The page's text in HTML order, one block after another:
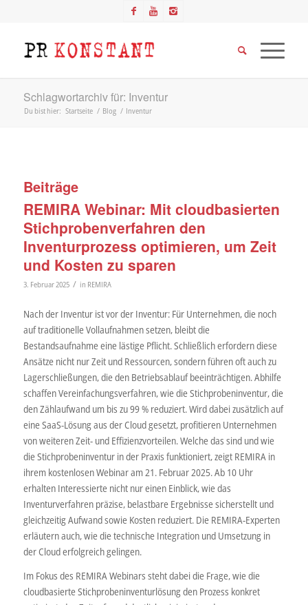
Schlagwortarchiv für: Inventur
Du bist hier: Startseite / Blog / Inventur
Beiträge
REMIRA Webinar: Mit cloudbasierten
Stichprobenverfahren den
Inventurprozess optimieren, um Zeit
und Kosten zu sparen
3. Februar 2025 / in REMIRA
Nach der Inventur ist vor der Inventur: Für Unternehmen, die noch
auf traditionelle Vollaufnahmen setzen, bleibt die
Bestandsaufnahme eine lästige Pflicht. Schließlich erfordern diese
Ansätze nicht nur Zeit und Ressourcen, sondern führen oft auch zu
Lagerschließungen, die den Betriebsablauf beeinträchtigen. Abhilfe
schaffen Vereinfachungsverfahren, wie die Stichprobeninventur, die
den Zählaufwand um bis zu 99 % reduziert. Wird dabei zusätzlich auf
eine SaaS-Lösung aus der Cloud gesetzt, profitieren Unternehmen
von weiteren Zeit- und Effizienzvorteilen. Welche das sind und wie
die Stichprobeninventur in der Praxis funktioniert, zeigt REMIRA in
ihrem kostenlosen Webinar am 21. Februar 2025. Ab 10 Uhr
erhalten Interessierte nicht nur einen Einblick, wie das
Inventurverfahren präzise, belastbare Ergebnisse sicherstellt und
gleichzeitig Aufwand sowie Kosten reduziert. Die REMIRA-Experten
erläutern auch, wie die technische Integration und Umsetzung in
der Cloud erfolgreich gelingen.
Im Fokus des REMIRA Webinars steht dabei die Frage, wie die
cloudbasierte Stichprobeninventurlösung den Prozess konkret